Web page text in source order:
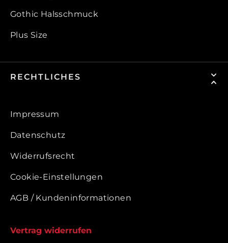
Gothic Halsschmuck
Plus Size
RECHTLICHES
Impressum
Datenschutz
Widerrufsrecht
Cookie-Einstellungen
AGB / Kundeninformationen
Vertrag widerrufen